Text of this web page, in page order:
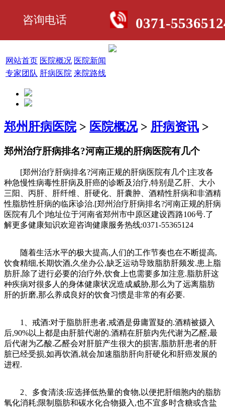
网站首页 医院概况 医院新闻
专家团队 肝病医院 来院路线
郑州肝病医院> 医院概况> 肝病资讯 >
郑州治疗肝病排名?河南正规的肝病医院有几个
[郑州治疗肝病排名?河南正规的肝病医院有几个]主攻各
种急慢性病毒性肝病及肝癌的诊断及治疗,特别是乙肝、大小
三阳、丙肝、肝纤维、肝硬化、肝囊肿、酒精性肝病和非酒精
性脂肪性肝病的临床诊治.[郑州治疗肝病排名?河南正规的肝病
医院有几个]地址位于河南省郑州市中原区建设西路106号.了
解更多健康知识欢迎咨询健康服务热线:0371-55365124
随着生活水平的极大提高,人们的工作节奏也在不断提高,
饮食精细,长期饮酒,久坐办公,缺乏运动导致脂肪肝频发.患上脂
肪肝,除了进行必要的治疗外,饮食上也需要多加注意.脂肪肝这
种疾病对很多人的身体健康状况造成威胁,那么为了远离脂肪
肝的折磨,那么养成良好的饮食习惯是非常的有必要.
1、戒酒:对于脂肪肝患者,戒酒是毋庸置疑的.酒精被摄入
后,90%以上都是由肝脏代谢的.酒精在肝脏内先代谢为乙醛,最
后代谢为乙酸.乙醛会对肝脏产生很大的损害,脂肪肝患者的肝
脏已经受损,如再饮酒,就会加速脂肪肝向肝硬化和肝癌发展的
进程.
2、多食清淡:应选择低热量的食物,以便把肝细胞内的脂肪
氧化消耗;限制脂肪和碳水化合物摄入,也不宜多时含糖或含盐
咨询电话 0371-